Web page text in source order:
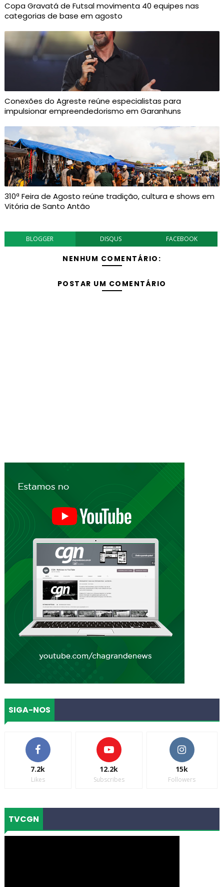
Copa Gravatá de Futsal movimenta 40 equipes nas
categorias de base em agosto
Conexões do Agreste reúne especialistas para
impulsionar empreendedorismo em Garanhuns
310ª Feira de Agosto reúne tradição, cultura e shows em
Vitória de Santo Antão
BLOGGER DISQUS FACEBOOK
NENHUM COMENTÁRIO:
POSTAR UM COMENTÁRIO
SIGA-NOS
7.2k
Likes
12.2k
Subscribes
15k
Followers
TVCGN